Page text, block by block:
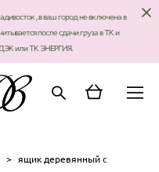
, в ваш город не включена в
после сдачи груза в ТК и
или ТК ЭНЕРГИЯ.
> ящик деревянный с